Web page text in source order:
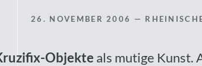
26. NOVEMBER 2006 —
Objekte als mutige Kunst.